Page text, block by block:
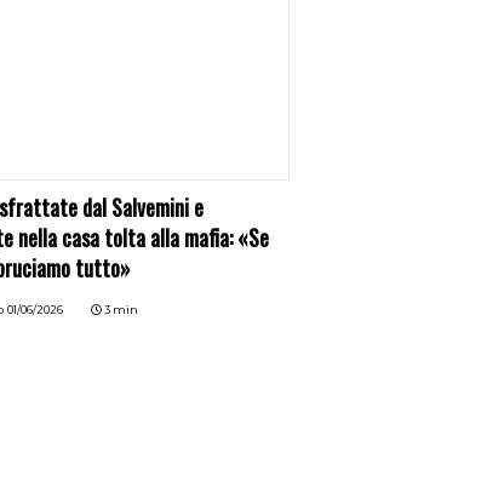
dal Salvemini e
nella casa tolta alla mafia: «Se
tutto»
01/06/2026 3 min